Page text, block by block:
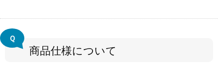
Ｑ
商品仕様について